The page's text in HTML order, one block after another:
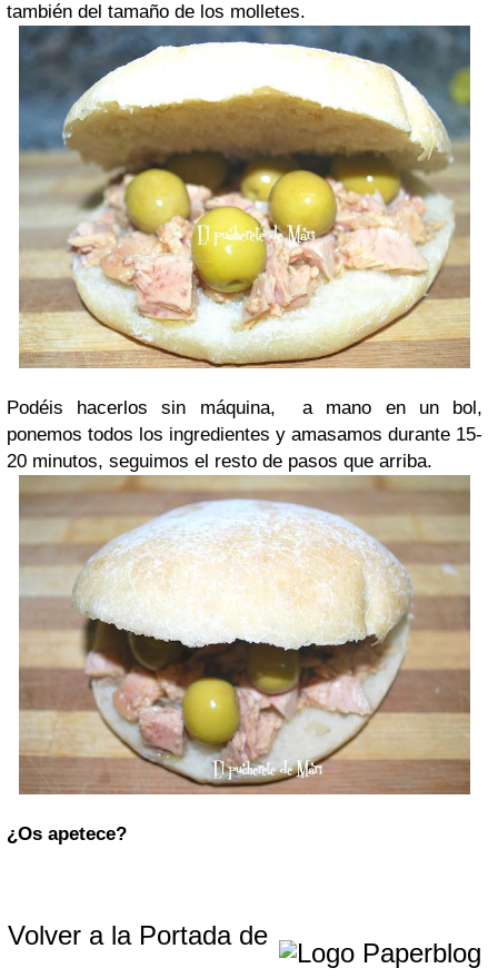
también del tamaño de los molletes.
Podéis hacerlos sin máquina, a mano en un bol,
ponemos todos los ingredientes y amasamos durante 15-
20 minutos, seguimos el resto de pasos que arriba.
¿Os apetece?
Volver a la Portada de